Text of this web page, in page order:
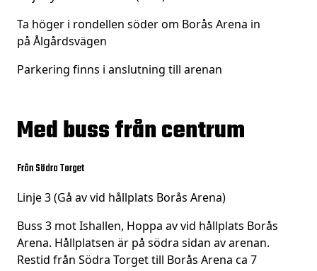
Ta höger i rondellen söder om Borås Arena in
på Ålgårdsvägen
Parkering finns i anslutning till arenan
Med buss från centrum
Från Södra Torget
Linje 3 (Gå av vid hållplats Borås Arena)
Buss 3 mot Ishallen, Hoppa av vid hållplats Borås
Arena. Hållplatsen är på södra sidan av arenan.
Restid från Södra Torget till Borås Arena ca 7